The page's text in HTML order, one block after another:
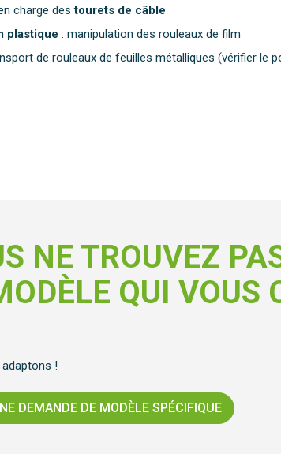
charge destourets de câble
plastique : manipulation des rouleaux de film
de rouleaux de feuilles métalliques (vérifier le
NE TROUVEZ
QUI VOUS
!
DEMANDE DE MODÈLE SPÉCIFIQUE